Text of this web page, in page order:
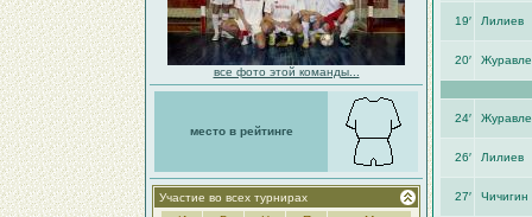
все фото этой команды...
место в рейтинге
Участие во всех турнирах
19′ Лилиев
20′
24′
26′ Лилиев
27′ Чичигин